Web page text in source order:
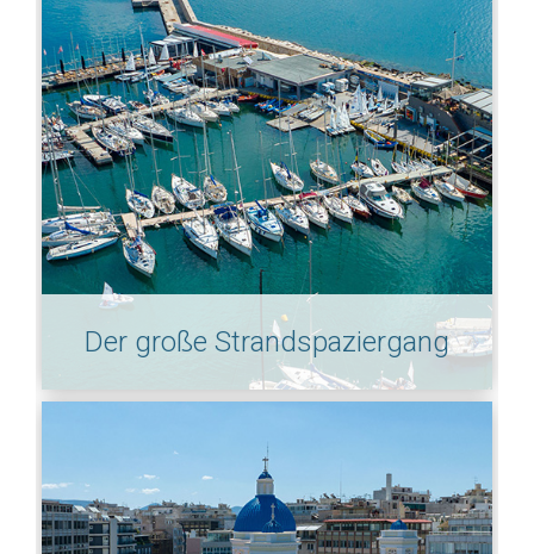
Der große Strandspaziergang